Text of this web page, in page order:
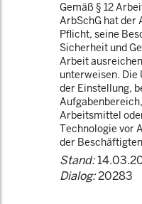
Gemäß § 12
ArbSchG hat der
Pflicht, seine
Sicherheit und
Arbeit
unterweisen. Die
der Einstellung,
Arbeitsmittel
Technologie vor
der
Stand:
Dialog:20283